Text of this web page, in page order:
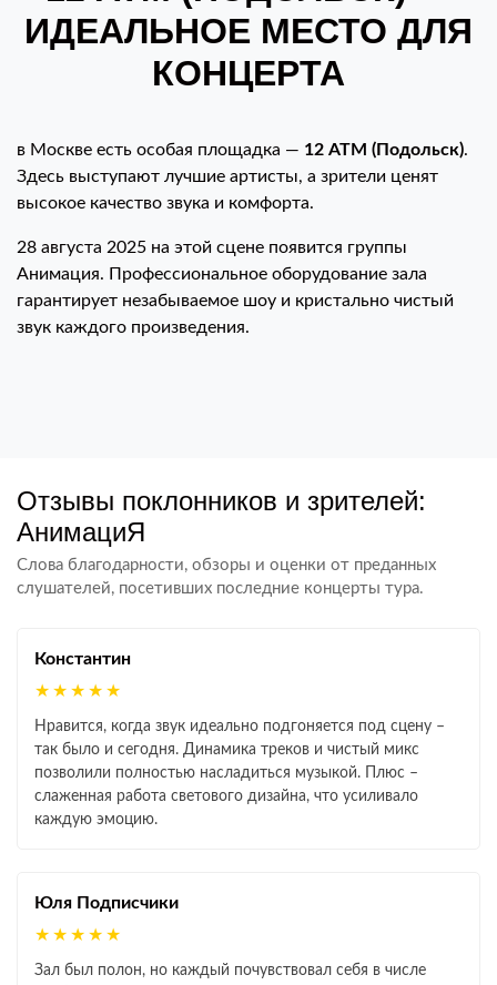
ИДЕАЛЬНОЕ МЕСТО ДЛЯ
КОНЦЕРТА
в Москве есть особая площадка — 12 АТМ (Подольск).
Здесь выступают лучшие артисты, а зрители ценят
высокое качество звука и комфорта.
28 августа 2025 на этой сцене появится группы
Анимация. Профессиональное оборудование зала
гарантирует незабываемое шоу и кристально чистый
звук каждого произведения.
Отзывы поклонников и зрителей:
АнимациЯ
Слова благодарности, обзоры и оценки от преданных
слушателей, посетивших последние концерты тура.
Константин
★★★★★
Нравится, когда звук идеально подгоняется под сцену –
так было и сегодня. Динамика треков и чистый микс
позволили полностью насладиться музыкой. Плюс –
слаженная работа светового дизайна, что усиливало
каждую эмоцию.
Юля Подписчики
★★★★★
Зал был полон, но каждый почувствовал себя в числе